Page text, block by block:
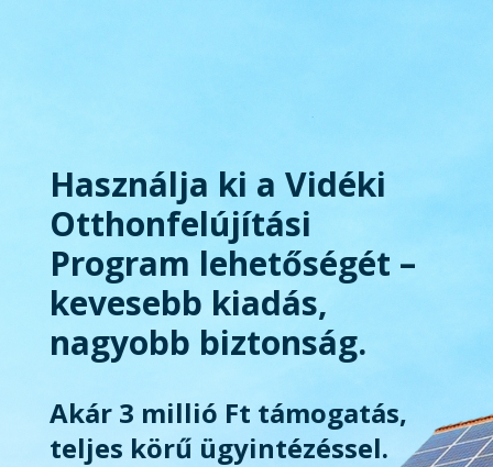
Használja ki a Vidéki
Otthonfelújítási
Program lehetőségét –
kevesebb kiadás,
nagyobb biztonság.
Akár 3 millió Ft támogatás,
teljes körű ügyintézéssel.